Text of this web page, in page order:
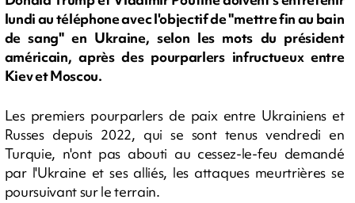
lundi au téléphone avec l'objectif de "mettre fin au bain
de sang" en Ukraine, selon les mots du président
américain, après des pourparlers infructueux entre
Kiev et Moscou.
Les premiers pourparlers de paix entre Ukrainiens et
Russes depuis 2022, qui se sont tenus vendredi en
Turquie, n'ont pas abouti au cessez-le-feu demandé
par l'Ukraine et ses alliés, les attaques meurtrières se
poursuivant sur le terrain.